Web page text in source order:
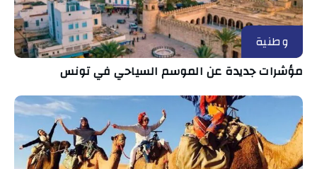
وطنية
مؤشرات جديدة عن الموسم السياحي في تونس